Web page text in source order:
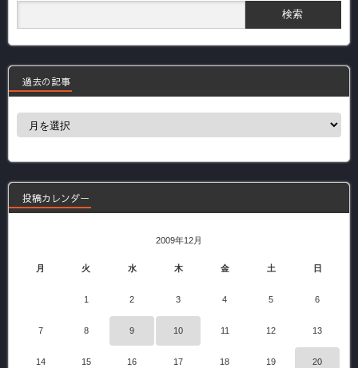
過去の記事
過
事
投稿カレンダー
2009年12月
月 火 水 木 金 土 日
1 2 3 4 5 6
7 8 9 10 11 12 13
14 15 16 17 18 19 20